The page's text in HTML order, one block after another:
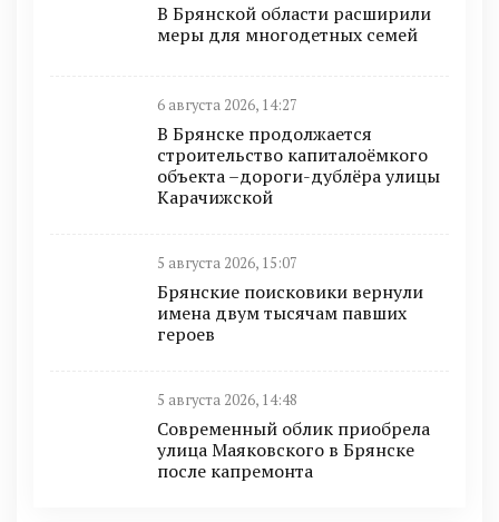
В Брянской области расширили
меры для многодетных семей
6 августа 2026, 14:27
В Брянске продолжается
строительство капиталоёмкого
объекта –дороги-дублёра улицы
Карачижской
5 августа 2026, 15:07
Брянские поисковики вернули
имена двум тысячам павших
героев
5 августа 2026, 14:48
Современный облик приобрела
улица Маяковского в Брянске
после капремонта